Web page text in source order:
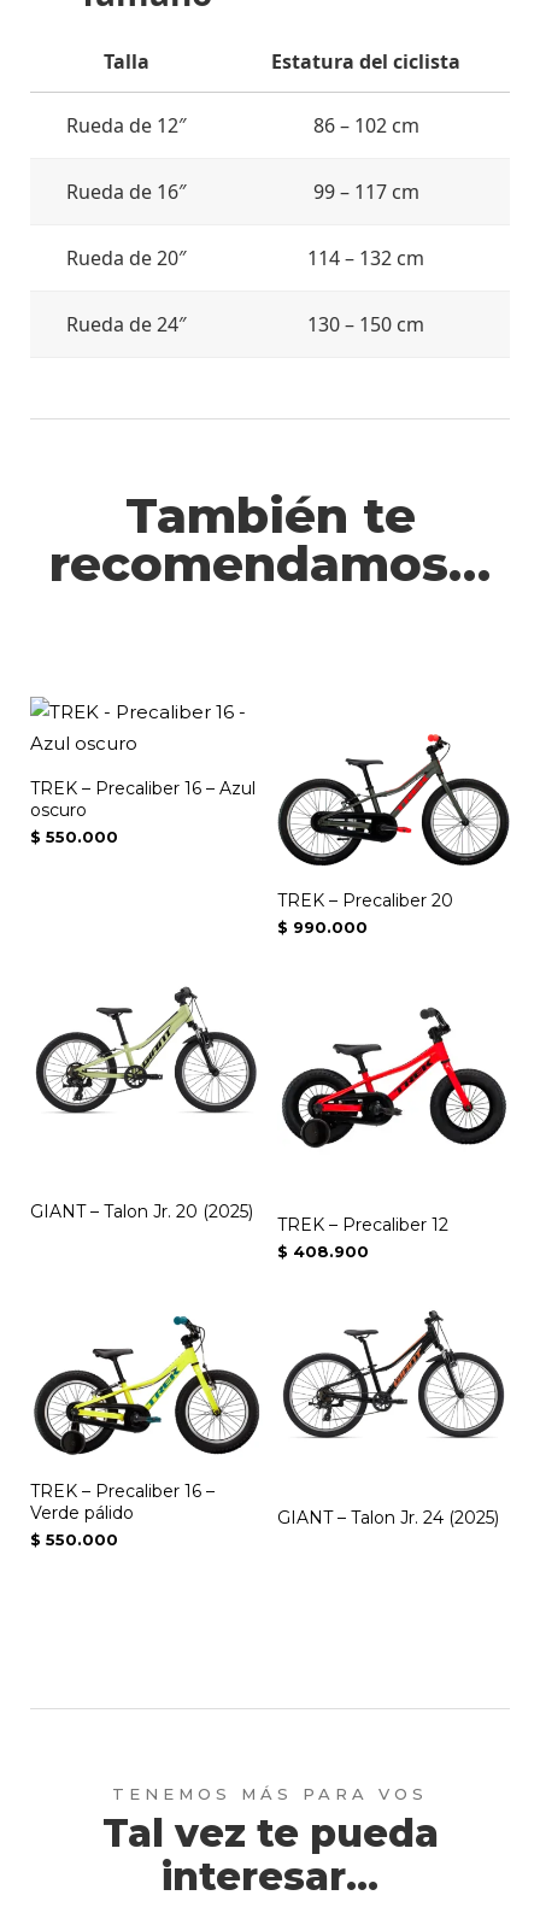
Talla Estatura del ciclista
Rueda de 12″ 86 – 102 cm
Rueda de 16″ 99 – 117 cm
Rueda de 20″ 114 – 132 cm
Rueda de 24″ 130 – 150 cm
También te
recomendamos…
TREK – Precaliber 16 – Azul
oscuro
$ 550.000
TREK – Precaliber 20
$ 990.000
GIANT – Talon Jr. 20 (2025)
TREK – Precaliber 12
$ 408.900
TREK – Precaliber 16 –
Verde pálido
$ 550.000
GIANT – Talon Jr. 24 (2025)
Tal vez te pueda
interesar...